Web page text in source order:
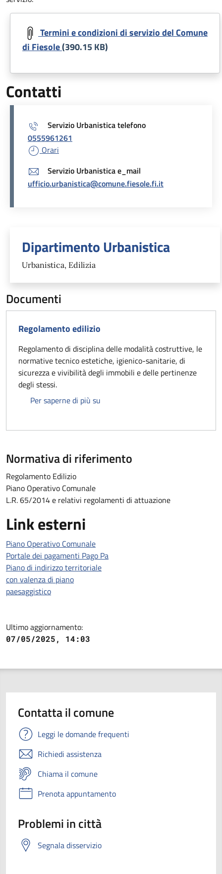
Document
Termini e condizioni di servizio del Comune
di Fiesole(390.15 KB)
Contatti
Servizio Urbanistica telefono
0555961261
Orari
Servizio Urbanistica e_mail
ufficio.urbanistica@comune.fiesole.fi.it
Unità organizzativa
Dipartimento Urbanistica
Urbanistica, Edilizia
Documenti
Regolamento edilizio
Regolamento di disciplina delle modalità costruttive, le
normative tecnico estetiche, igienico-sanitarie, di
sicurezza e vivibilità degli immobili e delle pertinenze
degli stessi.
Per saperne di più su
Normativa di riferimento
Regolamento Edilizio
Piano Operativo Comunale
L.R. 65/2014 e relativi regolamenti di attuazione
Link esterni
Piano Operativo Comunale
Portale dei pagamenti Pago Pa
Piano di indirizzo territoriale
con valenza di piano
paesaggistico
Ultimo aggiornamento:
07/05/2025, 14:03
Contatta il comune
Leggi le domande frequenti
Richiedi assistenza
Chiama il comune
Prenota appuntamento
Problemi in città
Segnala disservizio